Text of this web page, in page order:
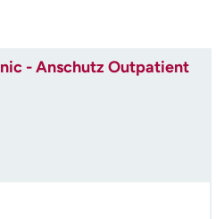
- Anschutz Outpatient